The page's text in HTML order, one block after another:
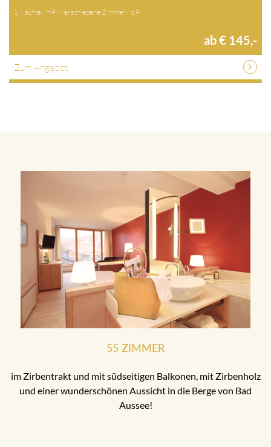
1 Nächte / HP / verschiedene Zimmer / p.P.
ab € 145,-
Zum Angebot
55 ZIMMER
im Zirbentrakt und mit südseitigen Balkonen, mit Zirbenholz
und einer wunderschönen Aussicht in die Berge von Bad
Aussee!